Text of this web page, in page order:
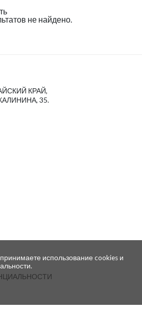
не найдено.
КРАЙ,
35.
использование cookies и
.